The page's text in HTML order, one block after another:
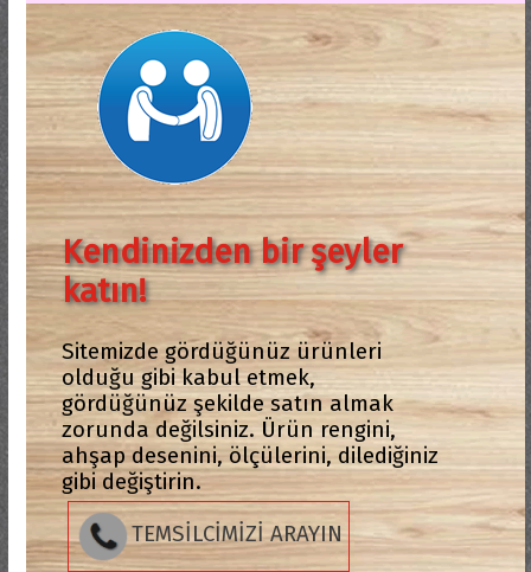
Kendinizden bir şeyler
katın!
Sitemizde gördüğünüz ürünleri
olduğu gibi kabul etmek,
gördüğünüz şekilde satın almak
zorunda değilsiniz. Ürün rengini,
ahşap desenini, ölçülerini, dilediğiniz
gibi değiştirin.
TEMSİLCİMİZİ ARAYIN